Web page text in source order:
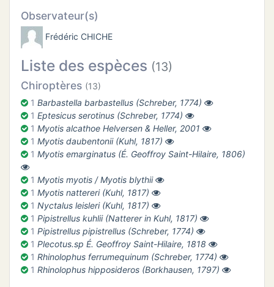
Observateur(s)
Frédéric CHICHE
Liste des espèces (13)
Chiroptères (13)
1 Barbastella barbastellus (Schreber, 1774)
1 Eptesicus serotinus (Schreber, 1774)
1 Myotis alcathoe Helversen & Heller, 2001
1 Myotis daubentonii (Kuhl, 1817)
1 Myotis emarginatus (É. Geoffroy Saint-Hilaire, 1806)
1 Myotis myotis / Myotis blythii
1 Myotis nattereri (Kuhl, 1817)
1 Nyctalus leisleri (Kuhl, 1817)
1 Pipistrellus kuhlii (Natterer in Kuhl, 1817)
1 Pipistrellus pipistrellus (Schreber, 1774)
1 Plecotus.sp É. Geoffroy Saint-Hilaire, 1818
1 Rhinolophus ferrumequinum (Schreber, 1774)
1 Rhinolophus hipposideros (Borkhausen, 1797)